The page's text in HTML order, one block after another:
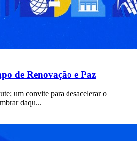
de Renovação e Paz
um convite para desacelerar o
daqu...